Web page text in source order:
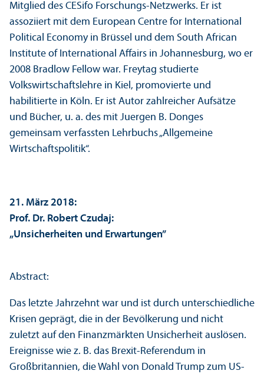
Mitglied des CESifo Forschungs-Netzwerks. Er ist
assoziiert mit dem European Centre for International
Political Economy in Brüssel und dem South African
Institute of International Affairs in Johannesburg, wo er
2008 Bradlow Fellow war. Freytag studierte
Volkswirtschafts­lehre in Kiel, promovierte und
habilitierte in Köln. Er ist Autor zahlreicher Aufsätze
und Bücher, u. a. des mit Juergen B. Donges
gemeinsam verfassten Lehr­buchs „Allgemeine
Wirtschafts­politik“.
21. März 2018:
Prof. Dr. Robert Czudaj:
„Unsicherheiten und Erwartungen”
Abstract:
Das letzte Jahrzehnt war und ist durch unter­schiedliche
Krisen geprägt, die in der Bevölkerung und nicht
zuletzt auf den Finanz­märkten Unsicherheit auslösen.
Ereignisse wie z. B. das Brexit-Referendum in
Großbritannien, die Wahl von Donald Trump zum US-